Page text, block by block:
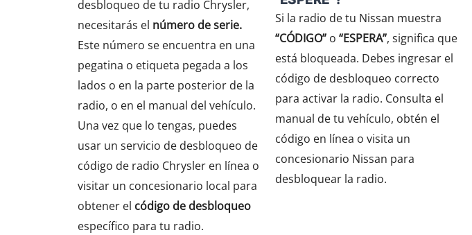
desbloqueo de tu radio Chrysler,
necesitarás el número de serie.
Este número se encuentra en una
pegatina o etiqueta pegada a los
lados o en la parte posterior de la
radio, o en el manual del vehículo.
Una vez que lo tengas, puedes
usar un servicio de desbloqueo de
código de radio Chrysler en línea o
visitar un concesionario local para
obtener el código de desbloqueo
específico para tu radio.
Si la radio de tu Nissan muestra
“CÓDIGO” o “ESPERA”, significa que
está bloqueada. Debes ingresar el
código de desbloqueo correcto
para activar la radio. Consulta el
manual de tu vehículo, obtén el
código en línea o visita un
concesionario Nissan para
desbloquear la radio.